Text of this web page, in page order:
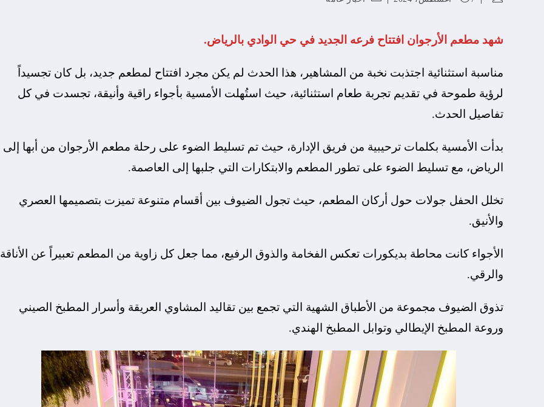
شهد مطعم الأرجوان افتتاح فرعه الجديد في حي الوادي بالرياض.
مناسبة استثنائية اجتذبت نخبة من المشاهير، هذا الحدث لم يكن مجرد افتتاح لمطعم جديد، بل كان تجسيداً
لرؤية طموحة في تقديم تجربة طعام استثنائية، حيث استُهلت الأمسية بأجواء راقية وأنيقة، تجسدت في كل
تفاصيل الحدث.
بدأت الأمسية بكلمات ترحيبية من فريق الإدارة، حيث تم تسليط الضوء على رحلة مطعم الأرجوان من أبها إلى
الرياض، مع تسليط الضوء على تطور المطعم والابتكارات التي جلبها إلى العاصمة.
تخلل الحفل جولات حول أركان المطعم، حيث تجول الضيوف بين أقسام متنوعة تميزت بتصميمها العصري
والأنيق.
الأجواء كانت محاطة بديكورات تعكس الفخامة والذوق الرفيع، مما جعل كل زاوية من المطعم تعبيراً عن الأناقة
والرقي.
تذوق الضيوف مجموعة من الأطباق الشهية التي تجمع بين تقاليد المشاوي العريقة وأسرار المطبخ الصيني
وروعة المطبخ الإيطالي وتوابل المطبخ الهندي.